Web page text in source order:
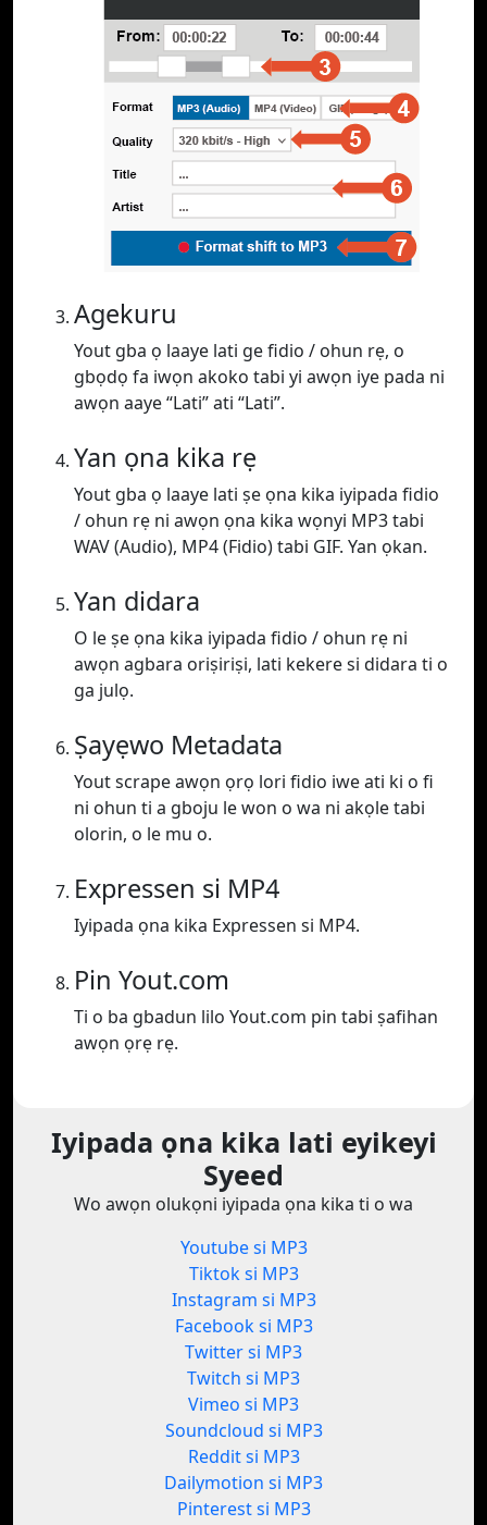
Agekuru
Yout gba ọ laaye lati ge fidio / ohun rẹ, o
gbọdọ fa iwọn akoko tabi yi awọn iye pada ni
awọn aaye “Lati” ati “Lati”.
Yan ọna kika rẹ
Yout gba ọ laaye lati ṣe ọna kika iyipada fidio
/ ohun rẹ ni awọn ọna kika wọnyi MP3 tabi
WAV (Audio), MP4 (Fidio) tabi GIF. Yan ọkan.
Yan didara
O le ṣe ọna kika iyipada fidio / ohun rẹ ni
awọn agbara oriṣiriṣi, lati kekere si didara ti o
ga julọ.
Ṣayẹwo Metadata
Yout scrape awọn ọrọ lori fidio iwe ati ki o fi
ni ohun ti a gboju le won o wa ni akọle tabi
olorin, o le mu o.
Expressen si MP4
Iyipada ọna kika Expressen si MP4.
Pin Yout.com
Ti o ba gbadun lilo Yout.com pin tabi ṣafihan
awọn ọrẹ rẹ.
Iyipada ọna kika lati eyikeyi
Syeed
Wo awọn olukọni iyipada ọna kika ti o wa
Youtube si MP3
Tiktok si MP3
Instagram si MP3
Facebook si MP3
Twitter si MP3
Twitch si MP3
Vimeo si MP3
Soundcloud si MP3
Reddit si MP3
Dailymotion si MP3
Pinterest si MP3